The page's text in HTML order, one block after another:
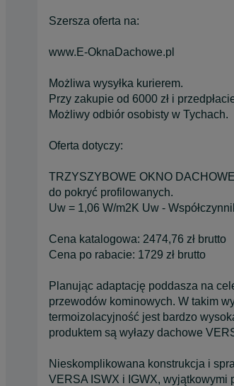
Szersza oferta na:
www.E-OknaDachowe.pl
Możliwa wysyłka kurierem.
Przy zakupie od 6000 zł i
Możliwy odbiór osobisty w Tychach.
Oferta dotyczy:
TRZYSZYBOWE OKNO
do pokryć profilowanych.
Uw = 1,06 W/m2K Uw -
Cena katalogowa: 2474,76 zł brutto
Cena po rabacie: 1729 zł brutto
Planując adaptację poddasza na
przewodów kominowych. W takim
termoizolacyjność jest bardzo
produktem są wyłazy dachowe
Nieskomplikowana konstrukcja i
VERSA ISWX i IGWX, wyjątkowymi